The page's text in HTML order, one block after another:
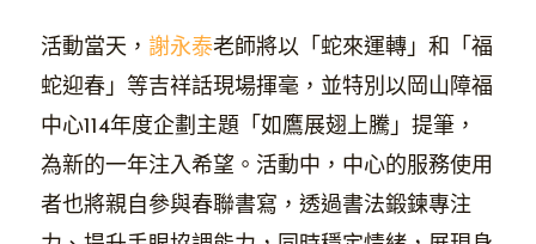
活動當天， 謝永泰老師將以「蛇來運轉」和「福
蛇迎春」等吉祥話現場揮毫，並特別以岡山障福
中心114年度企劃主題「如鷹展翅上騰」提筆，
為新的一年注入希望。活動中，中心的服務使用
者也將親自參與春聯書寫，透過書法鍛鍊專注